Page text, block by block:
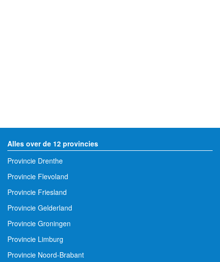
Alles over de 12 provincies
Provincie Drenthe
Provincie Flevoland
Provincie Friesland
Provincie Gelderland
Provincie Groningen
Provincie Limburg
Provincie Noord-Brabant